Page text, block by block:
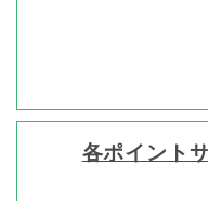
各ポイント